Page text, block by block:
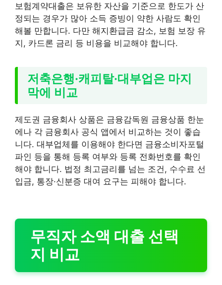
보험계약대출은 보유한 자산을 기준으로 한도가 산
정되는 경우가 많아 소득 증빙이 약한 사람도 확인
해볼 만합니다. 다만 해지환급금 감소, 보험 보장 유
지, 카드론 금리 등 비용을 비교해야 합니다.
저축은행·캐피탈·대부업은 마지
막에 비교
제도권 금융회사 상품은 금융감독원 금융상품 한눈
에나 각 금융회사 공식 앱에서 비교하는 것이 좋습
니다. 대부업체를 이용해야 한다면 금융소비자포털
파인 등을 통해 등록 여부와 등록 전화번호를 확인
해야 합니다. 법정 최고금리를 넘는 조건, 수수료 선
입금, 통장·신분증 대여 요구는 피해야 합니다.
무직자 소액 대출 선택
지 비교